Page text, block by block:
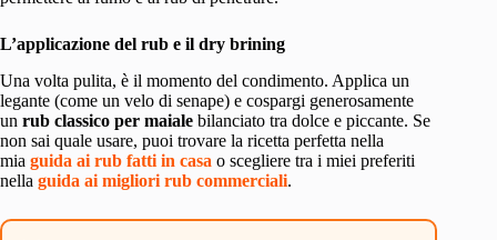
L’applicazione del rub e il dry brining
Una volta pulita, è il momento del condimento. Applica un
legante (come un velo di senape) e cospargi generosamente
un rub classico per maiale bilanciato tra dolce e piccante. Se
non sai quale usare, puoi trovare la ricetta perfetta nella
mia guida ai rub fatti in casa o scegliere tra i miei preferiti
nella guida ai migliori rub commerciali.